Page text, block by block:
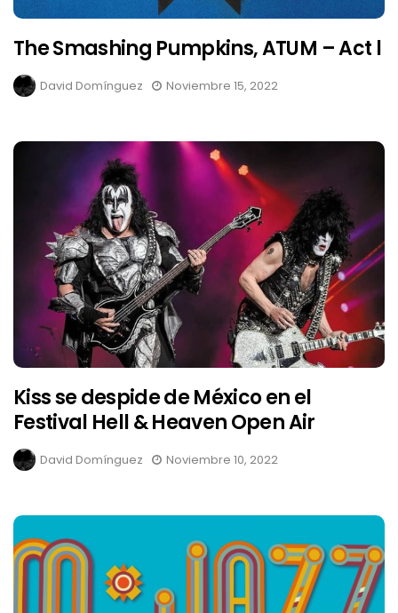
The Smashing Pumpkins, ATUM – Act l
David Domínguez Noviembre 15, 2022
Kiss se despide de México en el
Festival Hell & Heaven Open Air
David Domínguez Noviembre 10, 2022